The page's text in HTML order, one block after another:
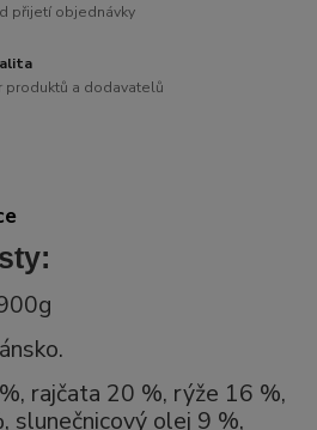
přijetí objednávky
produktů a dodavatelů
rajčata 20 %, rýže 16 %,
slunečnicový olej 9 %,